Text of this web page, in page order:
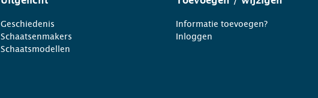
Geschiedenis
Schaatsenmakers
Schaatsmodellen
Informatie toevoegen?
Inloggen